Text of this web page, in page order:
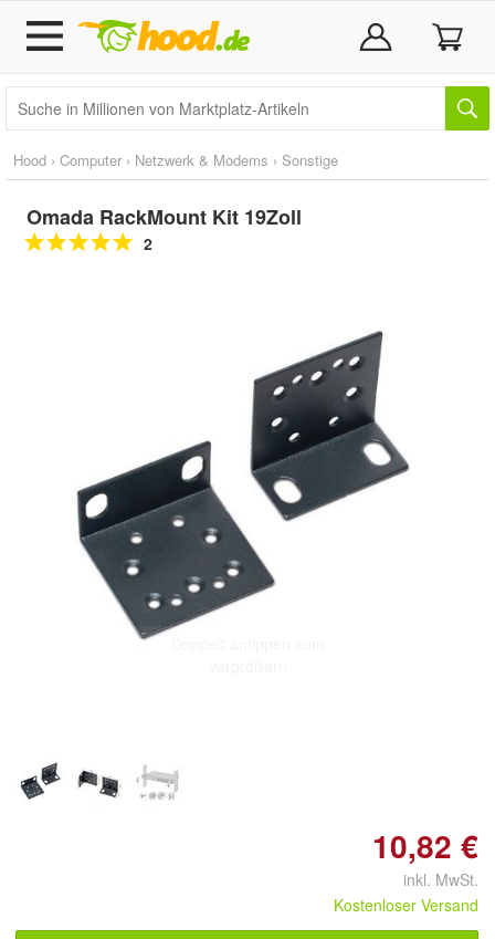
Hood › Computer › Netzwerk & Modems › Sonstige
Omada RackMount Kit 19Zoll
2
10,82 €
inkl. MwSt.
Kostenloser Versand